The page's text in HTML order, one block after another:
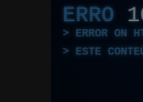
ERRO
ERROR ON
ESTE